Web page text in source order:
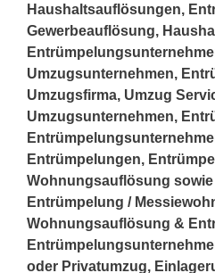
Haushaltsauflösungen,
Gewerbeauflösung,
Umzugsunternehmen,
Umzugsfirma, Umzug
Umzugsunternehmen,
Entrümpelungen,
Wohnungsauflösung
Entrümpelung /
Wohnungsauflösung &
oder Privatumzug,